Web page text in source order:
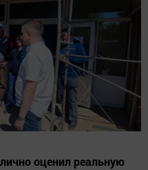
оценил реальную